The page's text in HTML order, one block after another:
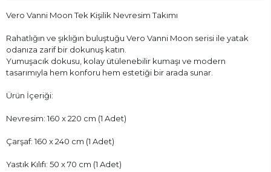
Vero Vanni Moon Tek Kişilik Nevresim Takımı
Rahatlığın ve şıklığın buluştuğu Vero Vanni Moon serisi ile yatak
odanıza zarif bir dokunuş katın.
Yumuşacık dokusu, kolay ütülenebilir kumaşı ve modern
tasarımıyla hem konforu hem estetiği bir arada sunar.
Ürün İçeriği:
Nevresim: 160 x 220 cm (1 Adet)
Çarşaf: 160 x 240 cm (1 Adet)
Yastık Kılıfı: 50 x 70 cm (1 Adet)